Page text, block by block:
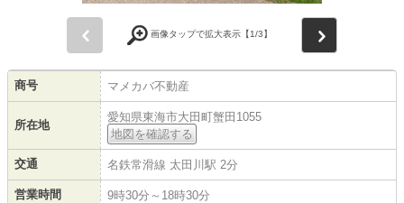
画像タップで拡大表示【1/3】
商号 マメカバ不動産
所在地
愛知県東海市大田町蟹田1055
地図を確認する
交通 名鉄常滑線 太田川駅 2分
営業時間 9時30分～18時30分